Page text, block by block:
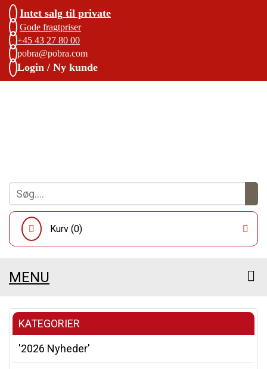
Intet salg til private
Gode fragtpriser
+45 43 27 80 00
pobra@pobra.com
Login / Ny kunde
Kurv (0)
MENU
KATEGORIER
'2026 Nyheder'